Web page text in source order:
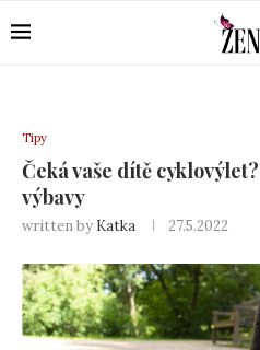
Tipy
Čeká vaše dítě
výbavy
written by Katka 27.5.2022